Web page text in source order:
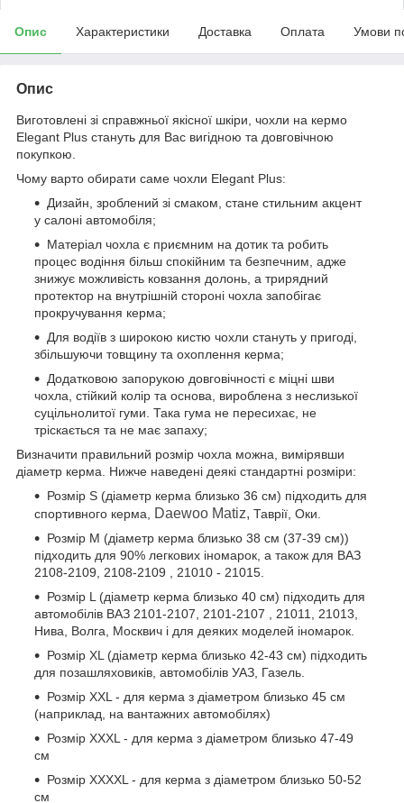
Опис Характеристики Доставка Оплата Умови
Опис
Виготовлені зі справжньої якісної шкіри, чохли на кермо
Elegant Plus стануть для Вас вигідною та довговічною
покупкою.
Чому варто обирати саме чохли Elegant Plus:
Дизайн, зроблений зі смаком, стане стильним акцент
у салоні автомобіля;
Матеріал чохла є приємним на дотик та робить
процес водіння більш спокійним та безпечним, адже
знижує можливість ковзання долонь, а трирядний
протектор на внутрішній стороні чохла запобігає
прокручування керма;
Для водіїв з широкою кистю чохли стануть у пригоді,
збільшуючи товщину та охоплення керма;
Додатковою запорукою довговічності є міцні шви
чохла, стійкий колір та основа, вироблена з неслизької
суцільнолитої гуми. Така гума не пересихає, не
тріскається та не має запаху;
Визначити правильний розмір чохла можна, вимірявши
діаметр керма. Нижче наведені деякі стандартні розміри:
Розмір S (діаметр керма близько 36 см) підходить для
спортивного керма,
Daewoo Matiz, Таврії, Оки.
Розмір М (діаметр керма близько 38 см (37-39 см))
підходить для 90% легкових іномарок, а також для ВАЗ
2108-2109, 2108-2109 , 21010 - 21015.
Розмір L (діаметр керма близько 40 см) підходить для
автомобілів ВАЗ 2101-2107, 2101-2107 , 21011, 21013,
Нива, Волга, Москвич і для деяких моделей іномарок.
Розмір XL (діаметр керма близько 42-43 см) підходить
для позашляховиків, автомобілів УАЗ, Газель.
Розмір XXL - для керма з діаметром близько 45 см
(наприклад, на вантажних автомобілях)
Розмір XXXL - для керма з діаметром близько 47-49
см
Розмір XXXXL - для керма з діаметром близько 50-52
см